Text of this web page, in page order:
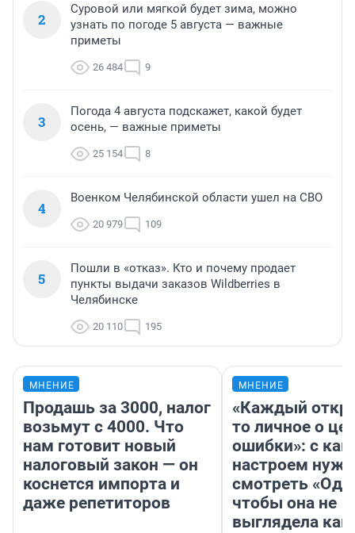
2
Суровой или мягкой будет зима, можно
узнать по погоде 5 августа — важные
приметы
26 484 9
3
Погода 4 августа подскажет, какой будет
осень, — важные приметы
25 154 8
4
Военком Челябинской области ушел на СВО
20 979 109
5
Пошли в «отказ». Кто и почему продает
пункты выдачи заказов Wildberries в
Челябинске
20 110 195
МНЕНИЕ
Продашь за 3000, налог
возьмут с 4000. Что
нам готовит новый
налоговый закон — он
коснется импорта и
даже репетиторов
МНЕНИЕ
«Каждый
то личное о
ошибки»: с
настроем
смотреть
чтобы она не
выглядела как